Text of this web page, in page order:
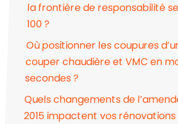
la frontière de responsabilité
100 ?
Où positionner les coupures
couper chaudière et VMC en
secondes ?
Quels changements de
2015 impactent vos rénovations